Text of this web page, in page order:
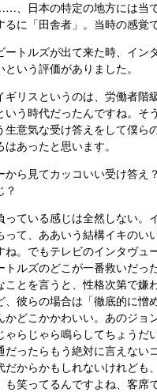
日本の特定の地方には当
るに「田舎者」。当時の感覚
トルズが出て来た時、イン
いう評価がありました。
リスというのは、労働者階
いう時代だったんですね。そ
生意気な受け答えをして僕ら
あったと思います。
ら見てカッコいい受け答え
？
ている感じは全然しない。
って、ああいう結構イキのい
ね。でもテレビのインタヴュ
トルズのどこが一番救いだっ
ことを言うと、性格次第で嫌
、彼らの場合は「徹底的に憎
かどこかかわいい。あのジョ
ゃらじゃら鳴らしてちょうだ
だったらもう絶対に言えない
だからかもしれないけれども
笑ってるんですよね、客席で